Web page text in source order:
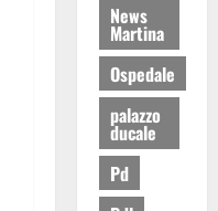
News
Martina
Ospedale
palazzo
ducale
Pd